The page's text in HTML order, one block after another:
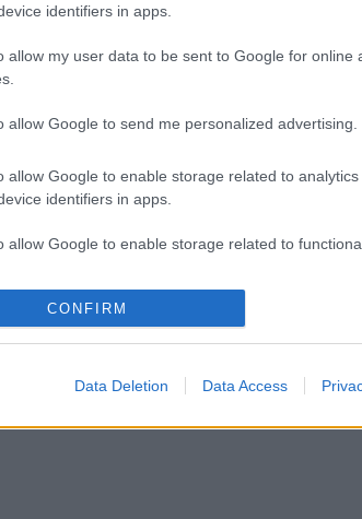
identifiers in apps.
allow my user data to be sent to Google for online
allow Google to send me personalized advertising.
allow Google to enable storage related to
identifiers in apps.
allow Google to enable storage related to
allow Google to enable storage related to
functionality and fraud prevention, and other
CONFIRM
Data Deletion Data Access